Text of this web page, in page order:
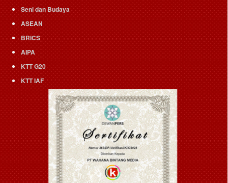
Seni dan Budaya
ASEAN
BRICS
AIPA
KTT G20
KTT IAF